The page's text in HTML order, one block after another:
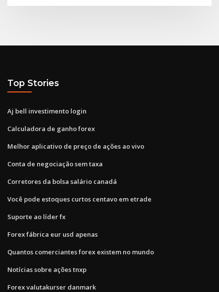
Top Stories
Aj bell investimento login
Calculadora de ganho forex
Melhor aplicativo de preço de ações ao vivo
Conta de negociação sem taxa
Corretores da bolsa salário canadá
Você pode estoques curtos centavo em etrade
Suporte ao líder fx
Forex fábrica eur usd apenas
Quantos comerciantes forex existem no mundo
Notícias sobre ações tnxp
Forex valutakurser danmark